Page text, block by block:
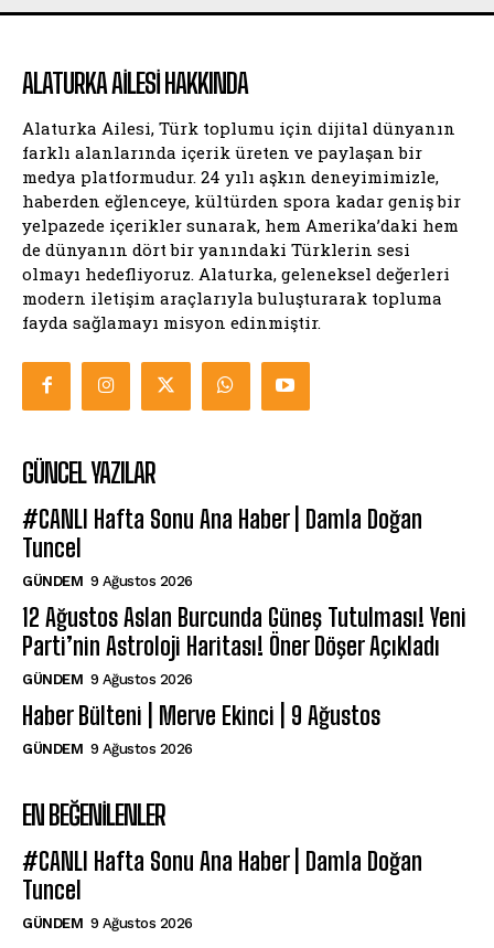
ALATURKA AILESI HAKKINDA
Alaturka Ailesi, Türk toplumu için dijital dünyanın
farklı alanlarında içerik üreten ve paylaşan bir
medya platformudur. 24 yılı aşkın deneyimimizle,
haberden eğlenceye, kültürden spora kadar geniş bir
yelpazede içerikler sunarak, hem Amerika’daki hem
de dünyanın dört bir yanındaki Türklerin sesi
olmayı hedefliyoruz. Alaturka, geleneksel değerleri
modern iletişim araçlarıyla buluşturarak topluma
fayda sağlamayı misyon edinmiştir.
GÜNCEL YAZILAR
#CANLI Hafta Sonu Ana Haber | Damla Doğan
Tuncel
GÜNDEM 9 Ağustos 2026
12 Ağustos Aslan Burcunda Güneş Tutulması! Yeni
Parti’nin Astroloji Haritası! Öner Döşer Açıkladı
GÜNDEM 9 Ağustos 2026
Haber Bülteni | Merve Ekinci | 9 Ağustos
GÜNDEM 9 Ağustos 2026
EN BEĞENILENLER
#CANLI Hafta Sonu Ana Haber | Damla Doğan
Tuncel
GÜNDEM 9 Ağustos 2026